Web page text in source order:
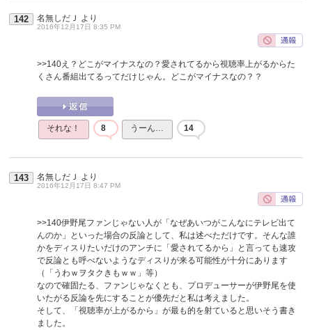
142 名無しだＪ より
2016年12月17日 8:35 PM
>>140え？どこがマイナスなの？愛されてるから視聴率上がるからた
くさん番組出てるってだけじゃん。どこがマイナスなの？？
それな！ 8 うーん… 14
143 名無しだＪ より
2016年12月17日 8:47 PM
>>140伊野尾ファンじゃない人が「なぜあいつがこんなにテレビ出て
んのか」といった場合の反論として、私は述べただけです。そんな誰
かをディスりたいだけのアンチに「愛されてるから」と言っても速攻
で反論とも呼べないようなディスりが来る可能性が十分にあります
（「うわｗヲタクきもｗｗ」等）
なので確固たる、ファンじゃなくとも、プロデューサーが伊野尾を使
いたがる反論を先にすることが優先だと私は考えました。
そして、「視聴率が上がるから」が最も的を射ていると思いそう書き
ました。